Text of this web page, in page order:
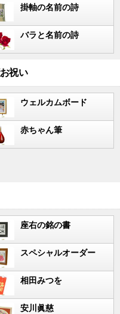
掛軸の名前の詩
バラと名前の詩
祝い
ウェルカムボード
赤ちゃん筆
座右の銘の書
スペシャルオーダー
相田みつを
安川眞慈